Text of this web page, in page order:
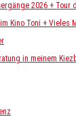
2026 + Tour
Kino Toni + Vieles
in meinem